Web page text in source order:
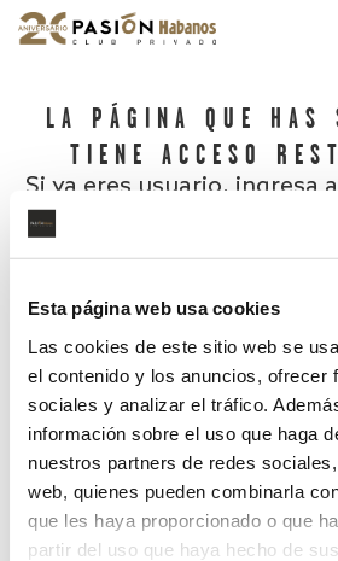
Esta página web usa cookies
Las cookies de este sitio web se
el contenido y los anuncios, ofrecer
sociales y analizar el tráfico.
información sobre el uso que haga
nuestros partners de redes
web, quienes pueden combinarla
que les haya proporcionado o que
partir del uso que haya hecho de
LA PÁGINA QUE HAS
TIENE ACCESO
Si ya eres usuario, ingresa
¿Has olvidado tu contraseña?